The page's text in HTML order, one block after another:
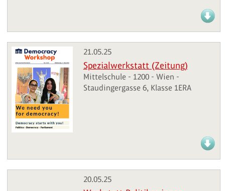
21.05.25
Spezialwerkstatt (Zeitung)
Mittelschule - 1200 - Wien -
Staudingergasse 6, Klasse 1ERA
20.05.25